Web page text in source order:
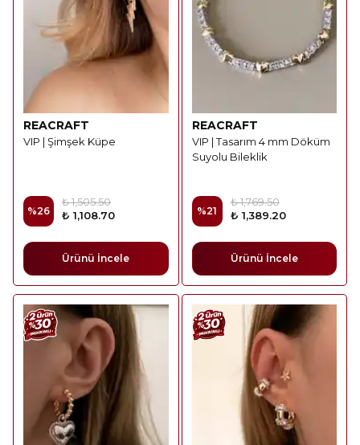
REACRAFT
VIP | Şimşek Küpe
%26
₺ 1,505.50
₺ 1,108.70
Ürünü İncele
REACRAFT
VIP | Tasarım 4 mm Döküm
Suyolu Bileklik
%21
₺ 1,769.50
₺ 1,389.20
Ürünü İncele